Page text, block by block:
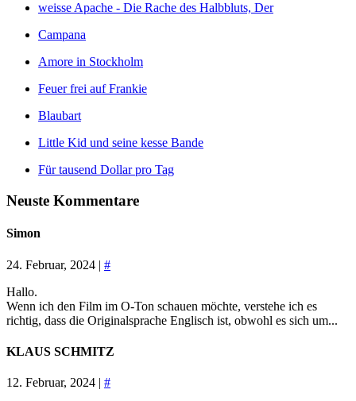
weisse Apache - Die Rache des Halbbluts, Der
Campana
Amore in Stockholm
Feuer frei auf Frankie
Blaubart
Little Kid und seine kesse Bande
Für tausend Dollar pro Tag
Neuste Kommentare
Simon
24. Februar, 2024 | #
Hallo.
Wenn ich den Film im O-Ton schauen möchte, verstehe ich es
richtig, dass die Originalsprache Englisch ist, obwohl es sich um...
KLAUS SCHMITZ
12. Februar, 2024 | #